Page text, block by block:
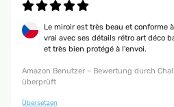
Le miroir est très beau et conforme
vrai avec ses détails rétro art déco
et très bien protégé à l'envoi.
Amazon Benutzer – Bewertung durch
überprüft
Übersetzen